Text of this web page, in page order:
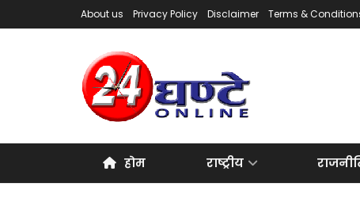
About us Privacy Policy Disclaimer Terms &
होम राष्ट्रीय